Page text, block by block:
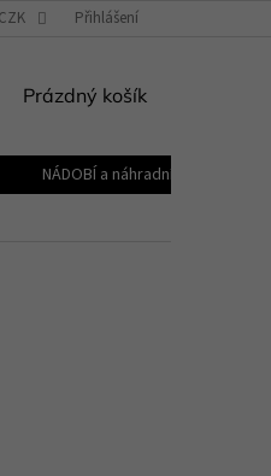
REKLAMAČNÍ ŘÁD
CZK Přihlášení
NÁKUPNÍ
Prázdný košík
NÁDOBÍ a náhradní díly KELOmat